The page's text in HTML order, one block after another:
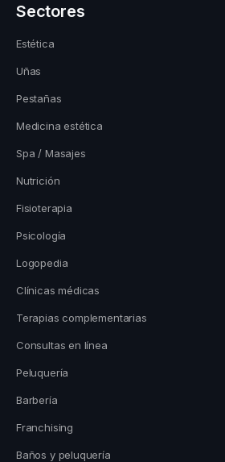
Sectores
Estética
Uñas
Pestañas
Medicina estética
Spa / Masajes
Nutrición
Fisioterapia
Psicología
Logopedia
Clínicas médicas
Terapias complementarias
Consultas en línea
Peluquería
Barbería
Franchising
Baños y peluquería